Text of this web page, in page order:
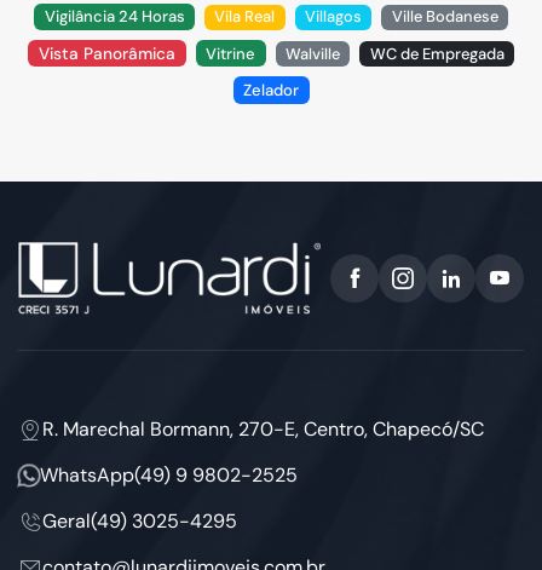
Vigilância 24 Horas Vila Real Villagos Ville Bodanese
Vista Panorâmica Vitrine Walville
WC de Empregada
Zelador
R. Marechal Bormann, 270-E, Centro, Chapecó/SC
WhatsApp(49) 9 9802-2525
Geral(49) 3025-4295